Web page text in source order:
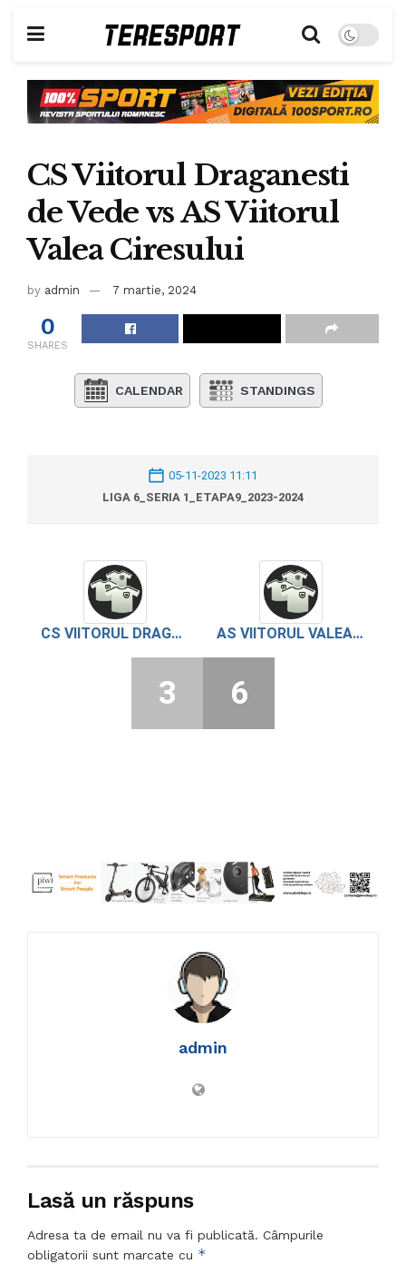
CS Viitorul Draganesti
de Vede vs AS Viitorul
Valea Ciresului
by admin 7 martie, 2024
0
SHARES
CALENDAR STANDINGS
05-11-2023 11:11
LIGA 6_SERIA 1_ETAPA9_2023-2024
CS VIITORUL DRAGANESTI DE VEDE AS VIITORUL VALEA CIRESULUI
3 6
admin
Lasă un răspuns
Adresa ta de email nu va fi publicată. Câmpurile
obligatorii sunt marcate cu *